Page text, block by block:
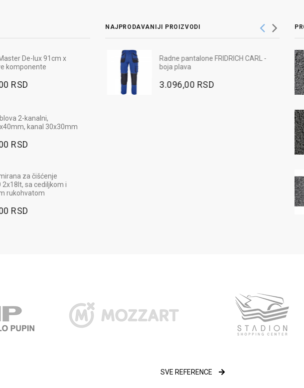
De-lux 91cm x
komponente
RSD
2-kanalni,
kanal 30x30mm
RSD
za čišćenje
2x18lt, sa cediljkom i
rukohvatom
RSD
NAJPRODAVANIJI PROIZVODI
bluza MAX NEO - boja plava
RSD
odbojnik od gume,
pravougaoni,
RSD
pantalone MAX NEO - boja
Radne pantalone FRIDRICH CARL -
boja plava
3.096,00 RSD
SVE REFERENCE